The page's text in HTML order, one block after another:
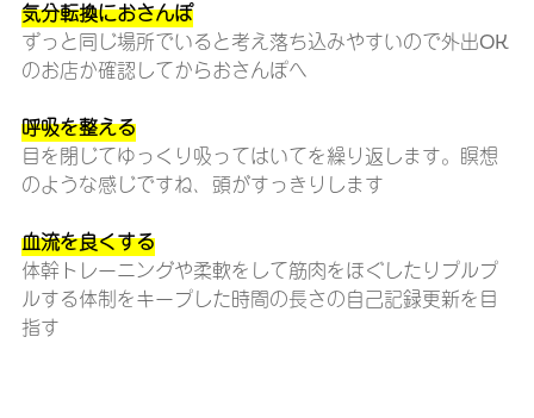
気分転換におさんぽ
ずっと同じ場所でいると考え落ち込みやすいので外出OK
のお店か確認してからおさんぽへ
呼吸を整える
目を閉じてゆっくり吸ってはいてを繰り返します。瞑想
のような感じですね、頭がすっきりします
血流を良くする
体幹トレーニングや柔軟をして筋肉をほぐしたりプルプ
ルする体制をキープした時間の長さの自己記録更新を目
指す